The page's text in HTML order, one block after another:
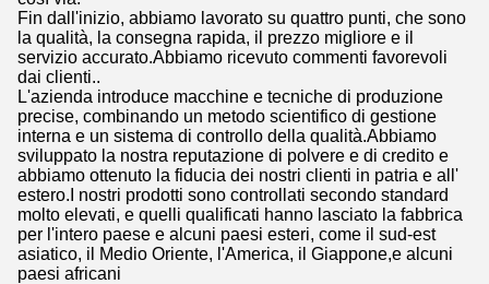
Fin dall'inizio, abbiamo lavorato su quattro punti, che sono
la qualità, la consegna rapida, il prezzo migliore e il
servizio accurato.Abbiamo ricevuto commenti favorevoli
dai clienti..
L'azienda introduce macchine e tecniche di produzione
precise, combinando un metodo scientifico di gestione
interna e un sistema di controllo della qualità.Abbiamo
sviluppato la nostra reputazione di polvere e di credito e
abbiamo ottenuto la fiducia dei nostri clienti in patria e all'
estero.I nostri prodotti sono controllati secondo standard
molto elevati, e quelli qualificati hanno lasciato la fabbrica
per l'intero paese e alcuni paesi esteri, come il sud-est
asiatico, il Medio Oriente, l'America, il Giappone,e alcuni
paesi africani